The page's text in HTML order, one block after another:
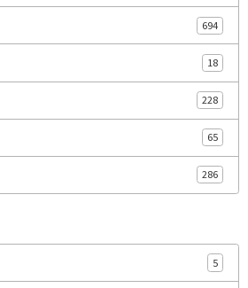
694
18
228
65
286
5